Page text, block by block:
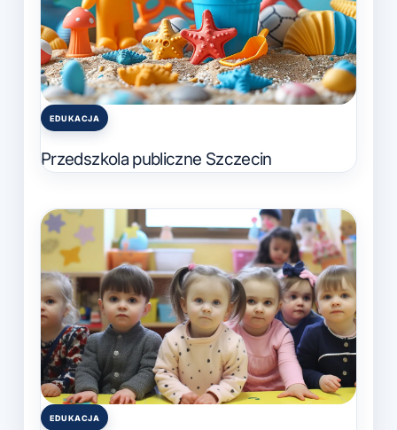
Posted
EDUKACJA
Przedszkola publiczne Szczecin
Posted
EDUKACJA